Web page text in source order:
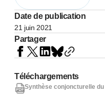
Date de publication
21 juin 2021
Partager
Téléchargements
Synthèse conjoncturelle du